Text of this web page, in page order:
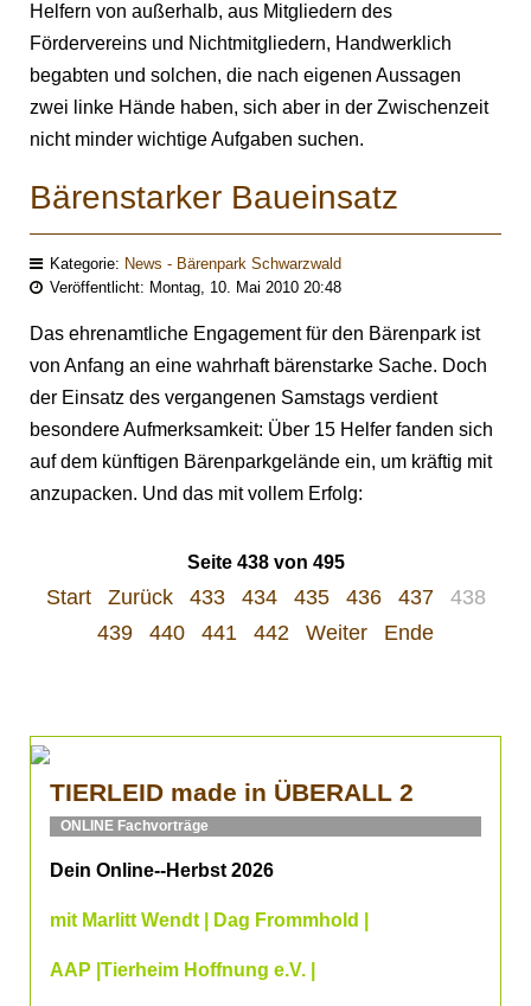
Helfern von außerhalb, aus Mitgliedern des
Fördervereins und Nichtmitgliedern, Handwerklich
begabten und solchen, die nach eigenen Aussagen
zwei linke Hände haben, sich aber in der Zwischenzeit
nicht minder wichtige Aufgaben suchen.
Bärenstarker Baueinsatz
Kategorie: News - Bärenpark Schwarzwald
Veröffentlicht: Montag, 10. Mai 2010 20:48
Das ehrenamtliche Engagement für den Bärenpark ist
von Anfang an eine wahrhaft bärenstarke Sache. Doch
der Einsatz des vergangenen Samstags verdient
besondere Aufmerksamkeit: Über 15 Helfer fanden sich
auf dem künftigen Bärenparkgelände ein, um kräftig mit
anzupacken. Und das mit vollem Erfolg:
Seite 438 von 495
Start Zurück 433 434 435 436 437
438
439
440 441 442 Weiter Ende
TIERLEID made in ÜBERALL 2
ONLINE Fachvorträge
Dein Online--Herbst 2026
mit Marlitt Wendt | Dag Frommhold |
AAP |Tierheim Hoffnung e.V. |